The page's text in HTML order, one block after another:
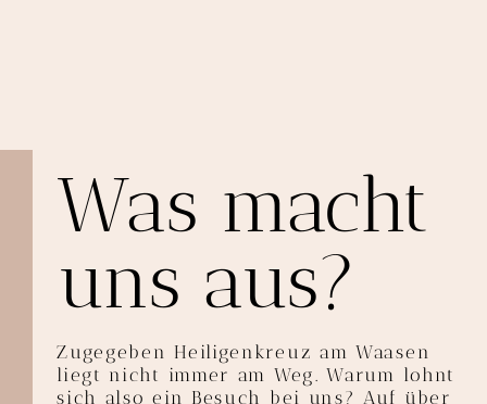
Was macht
uns aus?
Zugegeben Heiligenkreuz am Waasen
liegt nicht immer am Weg. Warum lohnt
sich also ein Besuch bei uns? Auf über